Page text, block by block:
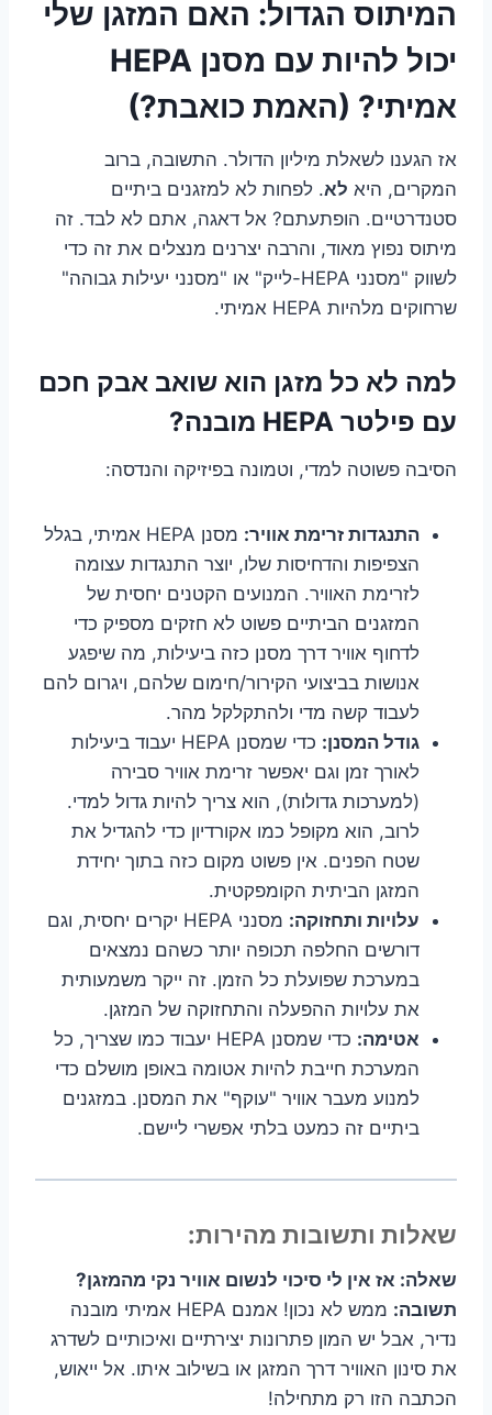
המיתוס הגדול: האם המזגן שלי
יכול להיות עם מסנן HEPA
אמיתי? (האמת כואבת?)
אז הגענו לשאלת מיליון הדולר. התשובה, ברוב
המקרים, היא לא. לפחות לא למזגנים ביתיים
סטנדרטיים. הופתעתם? אל דאגה, אתם לא לבד. זה
מיתוס נפוץ מאוד, והרבה יצרנים מנצלים את זה כדי
לשווק "מסנני HEPA-לייק" או "מסנני יעילות גבוהה"
שרחוקים מלהיות HEPA אמיתי.
למה לא כל מזגן הוא שואב אבק חכם
עם פילטר HEPA מובנה?
הסיבה פשוטה למדי, וטמונה בפיזיקה והנדסה:
התנגדות זרימת אוויר:
מסנן HEPA אמיתי, בגלל
הצפיפות והדחיסות שלו, יוצר התנגדות עצומה
לזרימת האוויר. המנועים הקטנים יחסית של
המזגנים הביתיים פשוט לא חזקים מספיק כדי
לדחוף אוויר דרך מסנן כזה ביעילות, מה שיפגע
אנושות בביצועי הקירור/חימום שלהם, ויגרום להם
לעבוד קשה מדי ולהתקלקל מהר.
גודל המסנן:
כדי שמסנן HEPA יעבוד ביעילות
לאורך זמן וגם יאפשר זרימת אוויר סבירה
(למערכות גדולות), הוא צריך להיות גדול למדי.
לרוב, הוא מקופל כמו אקורדיון כדי להגדיל את
שטח הפנים. אין פשוט מקום כזה בתוך יחידת
המזגן הביתית הקומפקטית.
עלויות ותחזוקה:
מסנני HEPA יקרים יחסית, וגם
דורשים החלפה תכופה יותר כשהם נמצאים
במערכת שפועלת כל הזמן. זה ייקר משמעותית
את עלויות ההפעלה והתחזוקה של המזגן.
אטימה:
כדי שמסנן HEPA יעבוד כמו שצריך, כל
המערכת חייבת להיות אטומה באופן מושלם כדי
למנוע מעבר אוויר "עוקף" את המסנן. במזגנים
ביתיים זה כמעט בלתי אפשרי ליישם.
שאלות ותשובות מהירות:
שאלה: אז אין לי סיכוי לנשום אוויר נקי מהמזגן?
תשובה:
ממש לא נכון! אמנם HEPA אמיתי מובנה
נדיר, אבל יש המון פתרונות יצירתיים ואיכותיים לשדרג
את סינון האוויר דרך המזגן או בשילוב איתו. אל ייאוש,
הכתבה הזו רק מתחילה!